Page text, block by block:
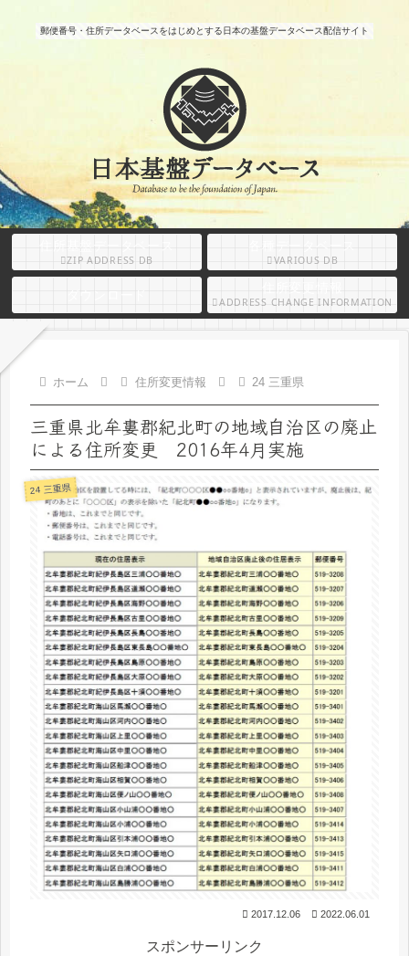
郵便番号・住所データベースをはじめとする日本の基盤データベース配信サイト
住所基盤データベース
ZIP ADDRESS DB VARIOUS DB
ADDRESS CHANGE INFORMATION
ホーム 住所変更情報 24 三重県
三重県北牟婁郡紀北町の地域自治区の廃止
による住所変更 2016年4月実施
24 三重県
2017.12.06 2022.06.01
スポンサーリンク